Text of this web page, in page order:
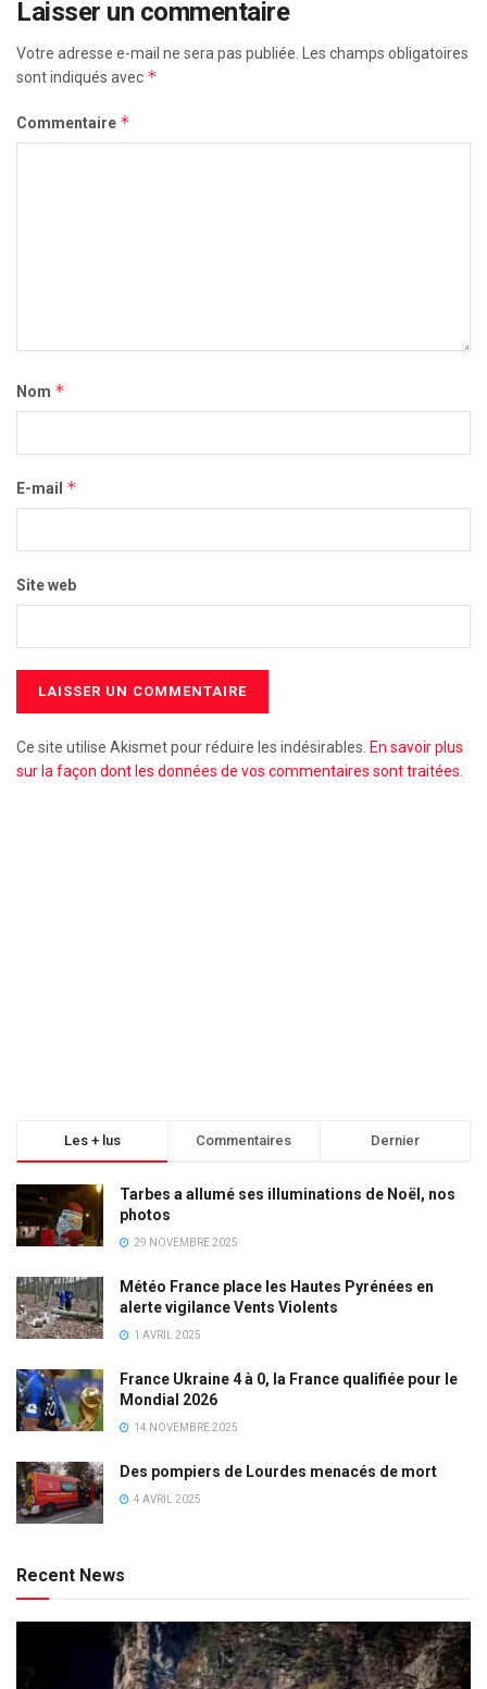
Laisser un commentaire
Votre adresse e-mail ne sera pas publiée. Les champs obligatoires
sont indiqués avec *
Commentaire *
Nom *
E-mail *
Site web
Ce site utilise Akismet pour réduire les indésirables. En savoir plus
sur la façon dont les données de vos commentaires sont traitées
Les + lus Commentaires Dernier
Tarbes a allumé ses illuminations de Noël, nos
photos
29 NOVEMBRE 2025
Météo France place les Hautes Pyrénées en
alerte vigilance Vents Violents
1 AVRIL 2025
France Ukraine 4 à 0, la France qualifiée pour le
Mondial 2026
14 NOVEMBRE 2025
Des pompiers de Lourdes menacés de mort
4 AVRIL 2025
Recent News